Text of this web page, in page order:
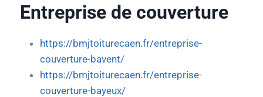
Entreprise de couverture
https://bmjtoiturecaen.fr/entreprise-
couverture-bavent/
https://bmjtoiturecaen.fr/entreprise-
couverture-bayeux/